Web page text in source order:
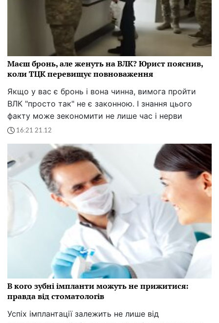
Маєш бронь, але женуть на ВЛК? Юрист пояснив,
коли ТЦК перевищує повноваження
Якщо у вас є бронь і вона чинна, вимога пройти
ВЛК "просто так" не є законною. І знання цього
факту може зекономити не лише час і нерви
16:21 21.12
В кого зубні імпланти можуть не прижитися:
правда від стоматологів
Успіх імплантації залежить не лише від